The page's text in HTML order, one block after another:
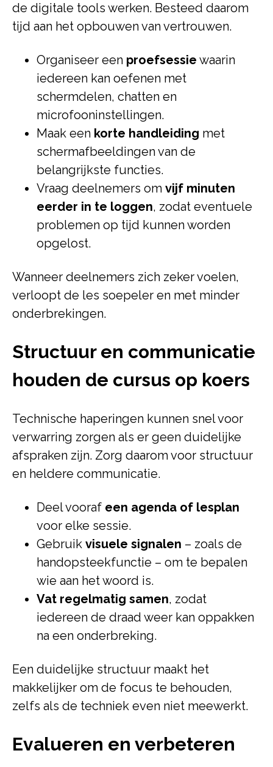
de digitale tools werken. Besteed daarom
tijd aan het opbouwen van vertrouwen.
Organiseer een proefsessie waarin
iedereen kan oefenen met
schermdelen, chatten en
microfooninstellingen.
Maak een korte handleiding met
schermafbeeldingen van de
belangrijkste functies.
Vraag deelnemers om vijf minuten
eerder in te loggen, zodat eventuele
problemen op tijd kunnen worden
opgelost.
Wanneer deelnemers zich zeker voelen,
verloopt de les soepeler en met minder
onderbrekingen.
Structuur en communicatie
houden de cursus op koers
Technische haperingen kunnen snel voor
verwarring zorgen als er geen duidelijke
afspraken zijn. Zorg daarom voor structuur
en heldere communicatie.
Deel vooraf een agenda of lesplan
voor elke sessie.
Gebruik visuele signalen – zoals de
handopsteekfunctie – om te bepalen
wie aan het woord is.
Vat regelmatig samen, zodat
iedereen de draad weer kan oppakken
na een onderbreking.
Een duidelijke structuur maakt het
makkelijker om de focus te behouden,
zelfs als de techniek even niet meewerkt.
Evalueren en verbeteren